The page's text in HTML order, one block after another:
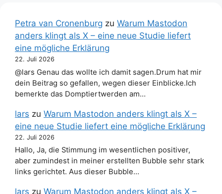
Petra van Cronenburg zu Warum Mastodon
anders klingt als X – eine neue Studie liefert
eine mögliche Erklärung
22. Juli 2026
@lars Genau das wollte ich damit sagen.Drum hat mir
dein Beitrag so gefallen, wegen dieser Einblicke.Ich
bemerkte das Domptiertwerden am…
lars zu Warum Mastodon anders klingt als X –
eine neue Studie liefert eine mögliche Erklärung
22. Juli 2026
Hallo, Ja, die Stimmung im wesentlichen positiver,
aber zumindest in meiner erstellten Bubble sehr stark
links gerichtet. Aus dieser Bubble…
lars zu Warum Mastodon anders klingt als X –